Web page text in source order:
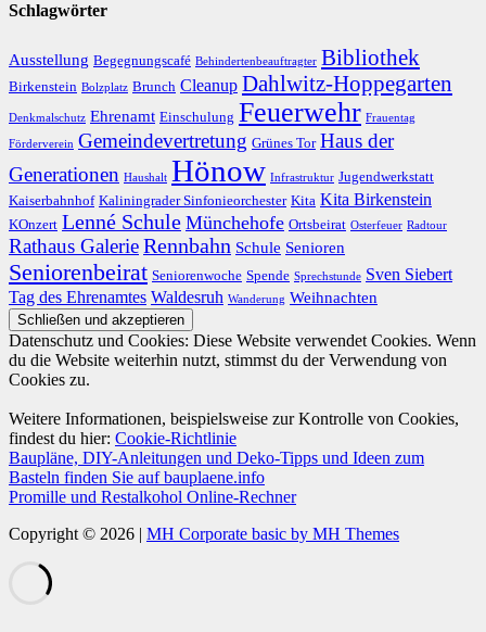
Schlagwörter
Ausstellung Begegnungscafé Behindertenbeauftragter Bibliothek
Birkenstein Bolzplatz Brunch Cleanup Dahlwitz-Hoppegarten
Denkmalschutz Ehrenamt Einschulung Feuerwehr Frauentag
Förderverein Gemeindevertretung Grünes Tor Haus der
Generationen Haushalt Hönow Infrastruktur Jugendwerkstatt
Kaiserbahnhof Kaliningrader Sinfonieorchester Kita Kita Birkenstein
KOnzert Lenné Schule Münchehofe Ortsbeirat Osterfeuer Radtour
Rathaus GalerieRennbahn Schule Senioren
Seniorenbeirat Seniorenwoche Spende Sprechstunde Sven Siebert
Tag des Ehrenamtes Waldesruh Wanderung Weihnachten
Datenschutz und Cookies: Diese Website verwendet Cookies. Wenn
du die Website weiterhin nutzt, stimmst du der Verwendung von
Cookies zu.
Weitere Informationen, beispielsweise zur Kontrolle von Cookies,
findest du hier: Cookie-Richtlinie
Baupläne, DIY-Anleitungen und Deko-Tipps und Ideen zum
Basteln finden Sie auf bauplaene.info
Promille und Restalkohol Online-Rechner
Copyright © 2026 | MH Corporate basic by MH Themes